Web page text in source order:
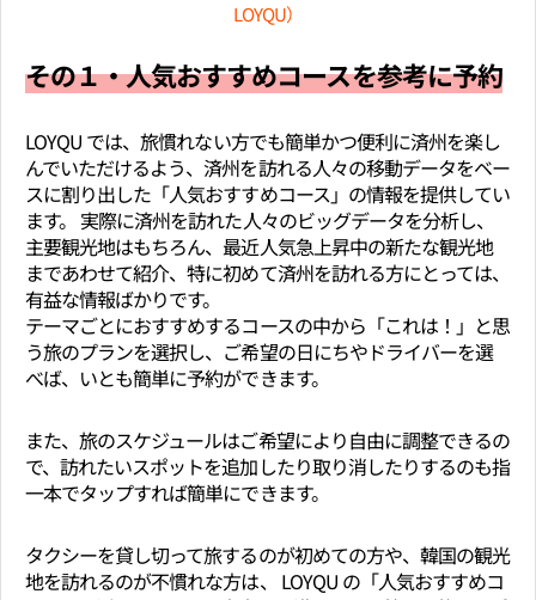
LOYQU）
その１・人気おすすめコースを参考に予約
LOYQU では、旅慣れない方でも簡単かつ便利に済州を楽し
んでいただけるよう、済州を訪れる人々の移動データをベー
スに割り出した「人気おすすめコース」の情報を提供してい
ます。 実際に済州を訪れた人々のビッグデータを分析し、
主要観光地はもちろん、最近人気急上昇中の新たな観光地
まであわせて紹介、特に初めて済州を訪れる方にとっては、
有益な情報ばかりです。
テーマごとにおすすめするコースの中から「これは！」と思
う旅のプランを選択し、ご希望の日にちやドライバーを選
べば、いとも簡単に予約ができます。
また、旅のスケジュールはご希望により自由に調整できるの
で、訪れたいスポットを追加したり取り消したりするのも指
一本でタップすれば簡単にできます。
タクシーを貸し切って旅するのが初めての方や、韓国の観光
地を訪れるのが不慣れな方は、 LOYQU の「人気おすすめコ